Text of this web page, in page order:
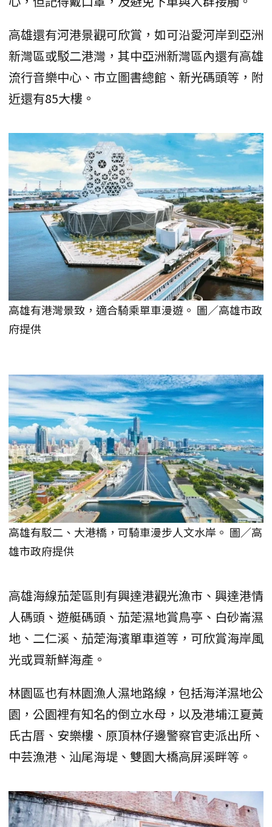
高雄還有河港景觀可欣賞，如可沿愛河岸到亞洲
新灣區或駁二港灣，其中亞洲新灣區內還有高雄
流行音樂中心、市立圖書總館、新光碼頭等，附
近還有85大樓。
高雄有港灣景致，適合騎乘單車漫遊。 圖／高雄市政
府提供
高雄有駁二、大港橋，可騎車漫步人文水岸。 圖／高
雄市政府提供
高雄海線茄萣區則有興達港觀光漁市、興達港情
人碼頭、遊艇碼頭、茄萣濕地賞鳥亭、白砂崙濕
地、二仁溪、茄萣海濱單車道等，可欣賞海岸風
光或買新鮮海產。
林園區也有林園漁人濕地路線，包括海洋濕地公
園，公園裡有知名的倒立水母，以及港埔江夏黃
氏古厝、安樂樓、原頂林仔邊警察官吏派出所、
中芸漁港、汕尾海堤、雙園大橋高屏溪畔等。